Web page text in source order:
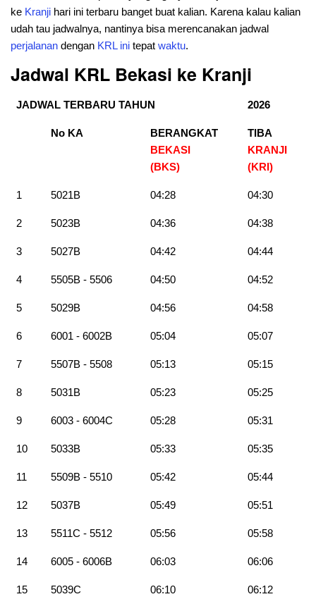
ke Kranji hari ini terbaru banget buat kalian. Karena kalau kalian
udah tau jadwalnya, nantinya bisa merencanakan jadwal
perjalanan dengan KRL ini tepat waktu.
Jadwal KRL Bekasi ke Kranji
JADWAL TERBARU TAHUN 2026
No KA
BERANGKAT
BEKASI
(BKS)
TIBA
KRANJI
(KRI)
1 5021B 04:28 04:30
2 5023B 04:36 04:38
3 5027B 04:42 04:44
4 5505B - 5506 04:50 04:52
5 5029B 04:56 04:58
6 6001 - 6002B 05:04 05:07
7 5507B - 5508 05:13 05:15
8 5031B 05:23 05:25
9 6003 - 6004C 05:28 05:31
10 5033B 05:33 05:35
11 5509B - 5510 05:42 05:44
12 5037B 05:49 05:51
13 5511C - 5512 05:56 05:58
14 6005 - 6006B 06:03 06:06
15 5039C 06:10 06:12